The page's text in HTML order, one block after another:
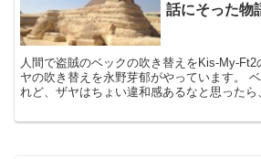
話にそった物
人間で盗賊のベックの吹き替えをKis-My-
ヤの吹き替えを永野芽郁がやっています。
れど、ザヤはちょい違和感あるなと思った